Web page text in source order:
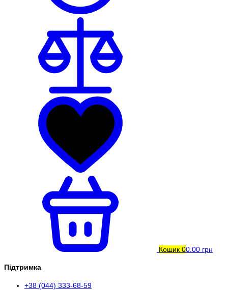
Кошик 00.00 грн
Підтримка
+38 (044) 333-68-59